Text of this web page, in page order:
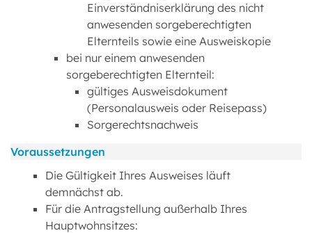
Einverständniserklärung des nicht
anwesenden sorgeberechtigten
Elternteils sowie eine Ausweiskopie
bei nur einem anwesenden
sorgeberechtigten Elternteil:
gültiges Ausweisdokument
(Personalausweis oder Reisepass)
Sorgerechtsnachweis
Voraussetzungen
Die Gültigkeit Ihres Ausweises läuft
demnächst ab.
Für die Antragstellung außerhalb Ihres
Hauptwohnsitzes: